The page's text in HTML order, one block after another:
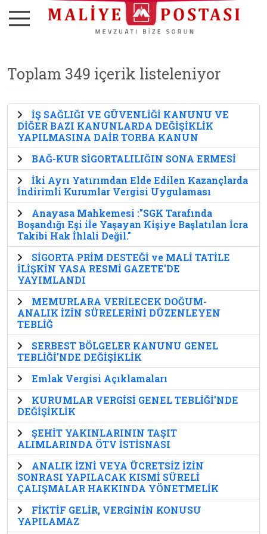
Toplam 349 içerik listeleniyor
İŞ SAĞLIĞI VE GÜVENLİĞİ KANUNU VE
DİĞER BAZI KANUNLARDA DEĞİŞİKLİK
YAPILMASINA DAİR TORBA KANUN
BAĞ-KUR SİGORTALILIĞIN SONA ERMESİ
İki Ayrı Yatırımdan Elde Edilen Kazançlarda
İndirimli Kurumlar Vergisi Uygulaması
Anayasa Mahkemesi :"SGK Tarafında
Boşandığı Eşi iİe Yaşayan Kişiye Başlatılan İcra
Takibi Hak İhlali Değil."
SİGORTA PRİM DESTEĞİ ve MALİ TATİLE
İLİŞKİN YASA RESMİ GAZETE'DE
YAYIMLANDI
MEMURLARA VERİLECEK DOĞUM-
ANALIK İZİN SÜRELERİNİ DÜZENLEYEN
TEBLİĞ
SERBEST BÖLGELER KANUNU GENEL
TEBLİĞİ'NDE DEĞİŞİKLİK
Emlak Vergisi Açıklamaları
KURUMLAR VERGİSİ GENEL TEBLİĞİ'NDE
DEĞİŞİKLİK
ŞEHİT YAKINLARININ TAŞIT
ALIMLARINDA ÖTV İSTİSNASI
ANALIK İZNİ VEYA ÜCRETSİZ İZİN
SONRASI YAPILACAK KISMİ SÜRELİ
ÇALIŞMALAR HAKKINDA YÖNETMELİK
FİKTİF GELİR, VERGİNİN KONUSU
YAPILAMAZ